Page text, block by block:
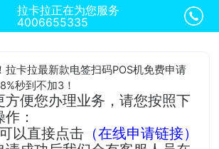
拉卡拉正在为您服务
4006655335
拉卡拉最新款电签扫码POS机免费申请
秒到不加3！
方便您办理业务，请您按照下
：
以直接点击 （在线申请链接）